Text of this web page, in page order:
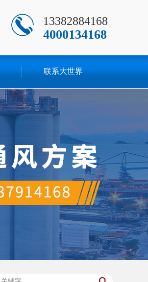
13382884168
4000134168
联系大世界